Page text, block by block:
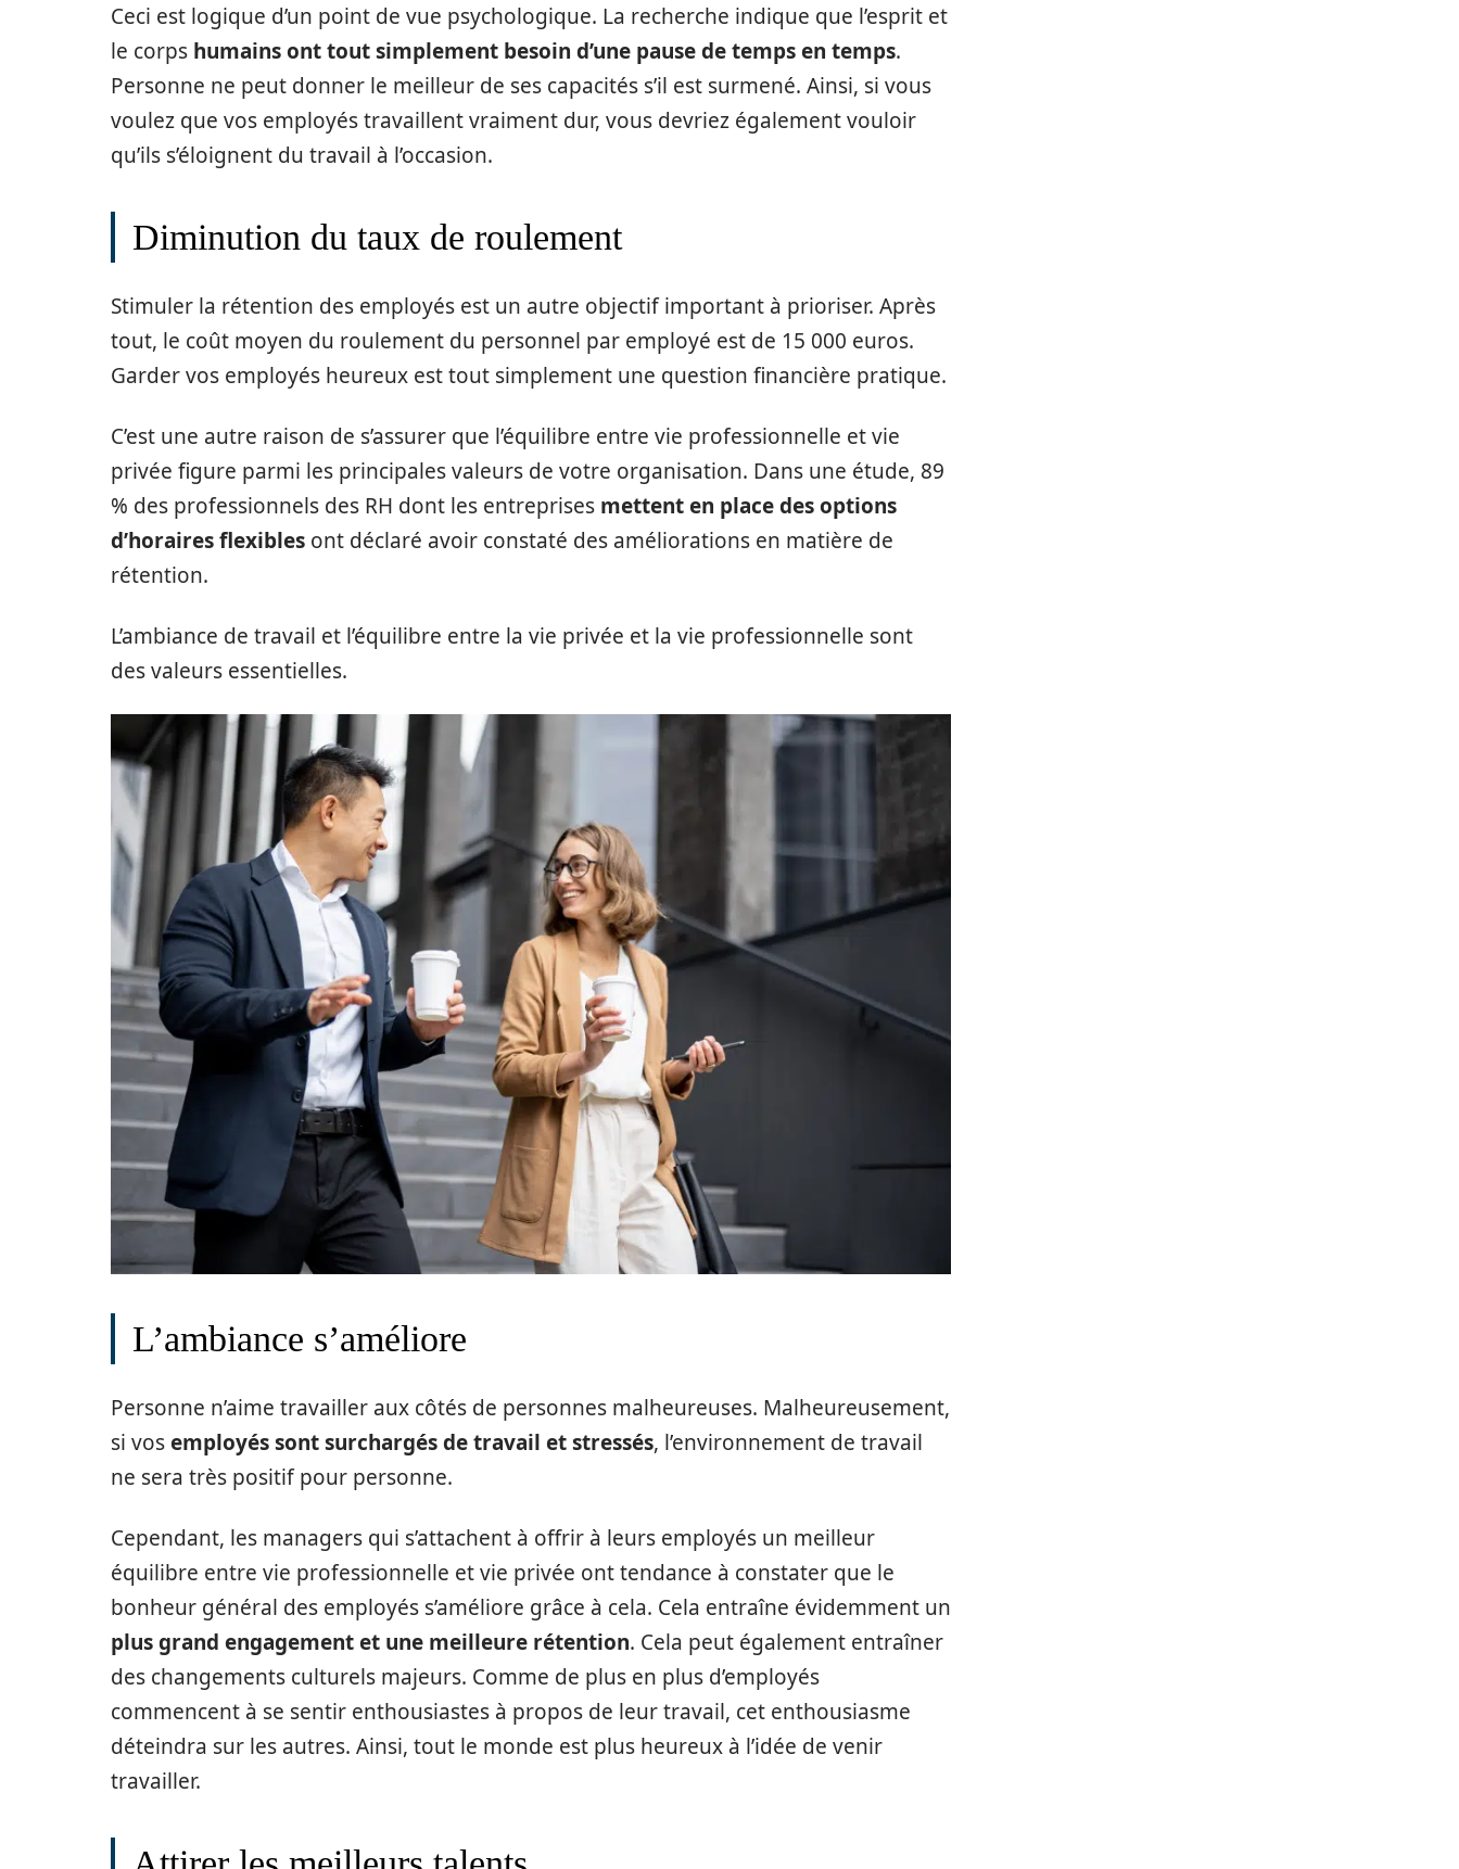
Ceci est logique d’un point de vue psychologique. La recherche indique que l’esprit et
le corps humains ont tout simplement besoin d’une pause de temps en temps.
Personne ne peut donner le meilleur de ses capacités s’il est surmené. Ainsi, si vous
voulez que vos employés travaillent vraiment dur, vous devriez également vouloir
qu’ils s’éloignent du travail à l’occasion.
Diminution du taux de roulement
Stimuler la rétention des employés est un autre objectif important à prioriser. Après
tout, le coût moyen du roulement du personnel par employé est de 15 000 euros.
Garder vos employés heureux est tout simplement une question financière pratique.
C’est une autre raison de s’assurer que l’équilibre entre vie professionnelle et vie
privée figure parmi les principales valeurs de votre organisation. Dans une étude, 89
% des professionnels des RH dont les entreprises mettent en place des options
d’horaires flexibles ont déclaré avoir constaté des améliorations en matière de
rétention.
L’ambiance de travail et l’équilibre entre la vie privée et la vie professionnelle sont
des valeurs essentielles.
L’ambiance s’améliore
Personne n’aime travailler aux côtés de personnes malheureuses. Malheureusement,
si vosemployés sont surchargés de travail etstressés, l’environnement de travail
ne sera très positif pour personne.
Cependant, les managers qui s’attachent à offrir à leurs employés un meilleur
équilibre entre vie professionnelle et vie privée ont tendance à constater que le
bonheur général des employés s’améliore grâce à cela. Cela entraîne évidemment un
plus grand engagement et une meilleure rétention. Cela peut également entraîner
des changements culturels majeurs. Comme de plus en plus d’employés
commencent à se sentir enthousiastes à propos de leur travail, cet enthousiasme
déteindra sur les autres. Ainsi, tout le monde est plus heureux à l’idée de venir
travailler.